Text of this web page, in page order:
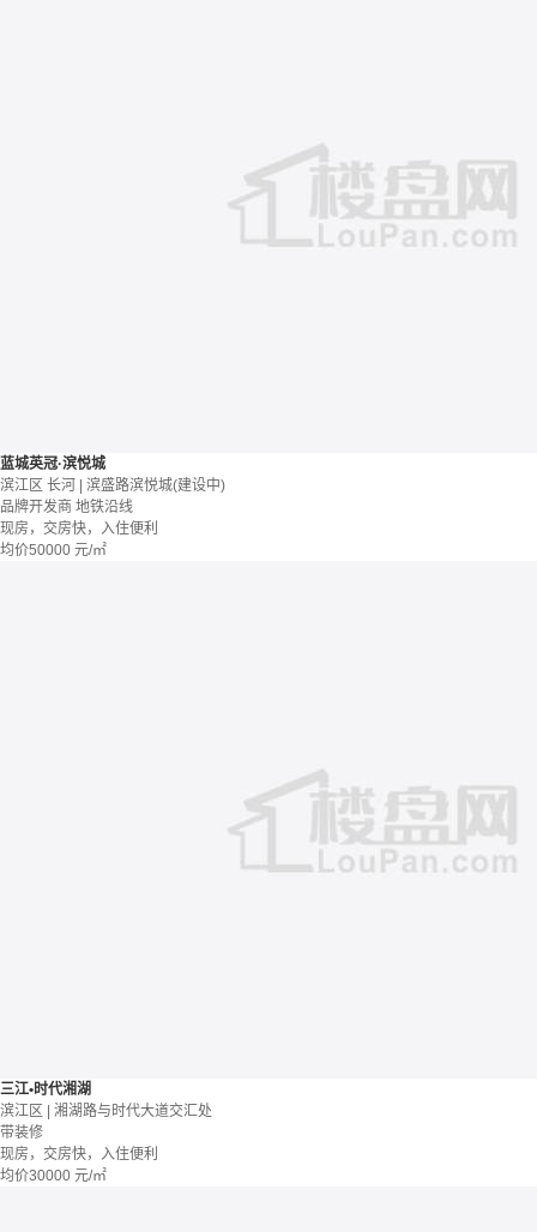
蓝城英冠·滨悦城
滨江区 长河 | 滨盛路滨悦城(建设中)
品牌开发商 地铁沿线
现房，交房快，入住便利
均价50000 元/㎡
三江•时代湘湖
滨江区 | 湘湖路与时代大道交汇处
带装修
现房，交房快，入住便利
均价30000 元/㎡